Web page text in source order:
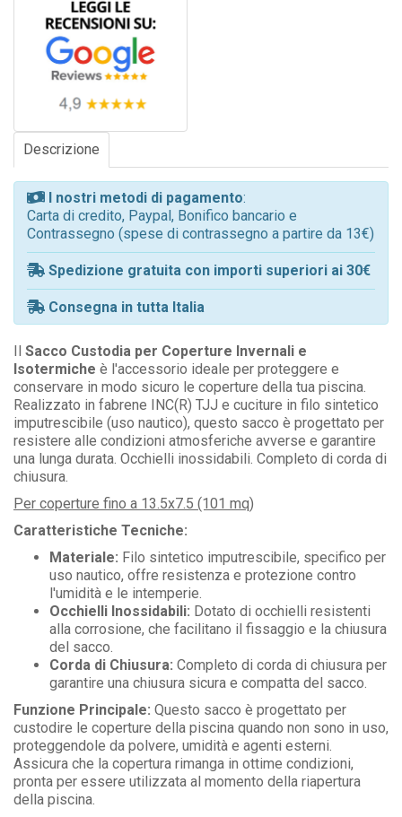
Descrizione
I nostri metodi di pagamento:
Carta di credito, Paypal, Bonifico bancario e
Contrassegno (spese di contrassegno a partire da 13€)
Spedizione gratuita con importi superiori ai 30€
Consegna in tutta Italia
Sacco Custodia per Coperture Invernali e
Isotermiche è l'accessorio ideale per proteggere e
conservare in modo sicuro le coperture della tua piscina.
Realizzato in fabrene INC(R) TJJ e cuciture in filo sintetico
imputrescibile (uso nautico), questo sacco è progettato per
resistere alle condizioni atmosferiche avverse e garantire
una lunga durata. Occhielli inossidabili. Completo di corda di
chiusura.
Per coperture fino a 13.5x7.5 (101 mq)
Caratteristiche Tecniche:
Materiale: Filo sintetico imputrescibile, specifico per
uso nautico, offre resistenza e protezione contro
l'umidità e le intemperie.
Occhielli Inossidabili: Dotato di occhielli resistenti
alla corrosione, che facilitano il fissaggio e la chiusura
del sacco.
Corda di Chiusura: Completo di corda di chiusura per
garantire una chiusura sicura e compatta del sacco.
Funzione Principale: Questo sacco è progettato per
custodire le coperture della piscina quando non sono in uso,
proteggendole da polvere, umidità e agenti esterni.
Assicura che la copertura rimanga in ottime condizioni,
pronta per essere utilizzata al momento della riapertura
della piscina.